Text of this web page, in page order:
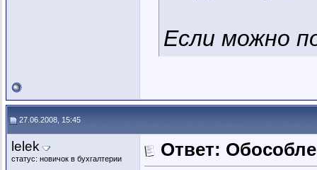
Если можно
27.06.2008, 15:45
lelek
статус: новичок в бухгалтерии
Ответ: